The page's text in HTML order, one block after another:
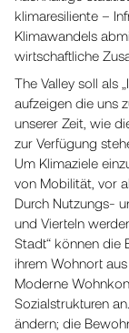
klimaresiliente –
Klimawandels
wirtschaftliche
The Valley soll als
aufzeigen die uns
unserer Zeit, wie
zur Verfügung
Um Klimaziele
von Mobilität, vor
Durch Nutzungs-
und Vierteln
Stadt“ können die
ihrem Wohnort
Moderne
Sozialstrukturen
ändern; die